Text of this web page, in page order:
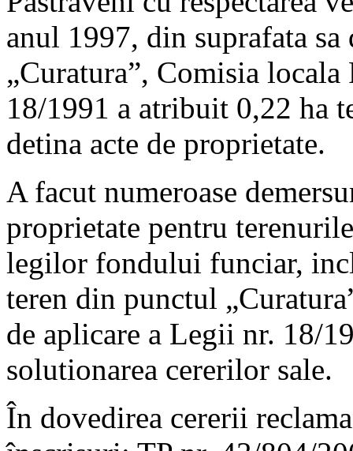
anul 1997, din suprafata
„Curatura”, Comisia
18/1991 a atribuit 0,22 ha
detina acte de proprietate.
A facut numeroase
proprietate pentru
legilor fondului funciar,
teren din punctul
de aplicare a Legii nr. 18/
solutionarea cererilor sale.
În dovedirea cererii